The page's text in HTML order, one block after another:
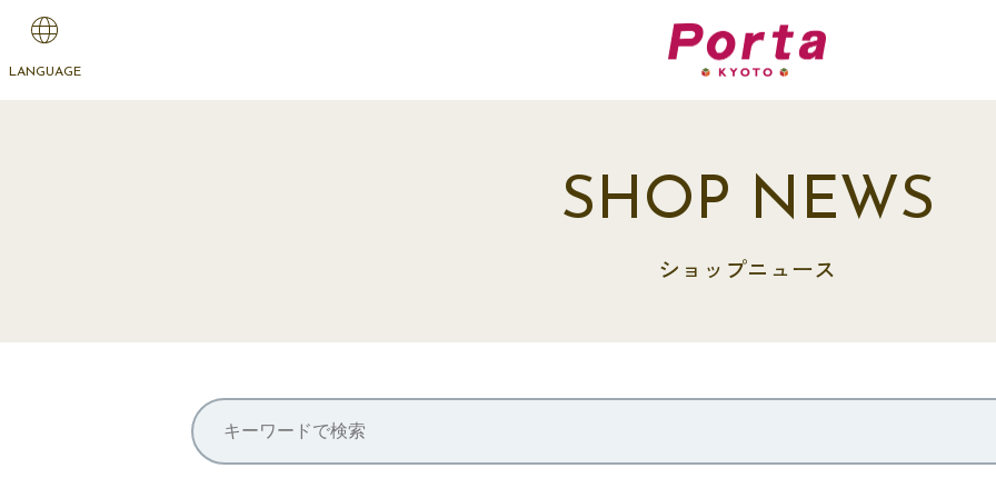
LANGUAGE
SHOP NEWS
ショップニュース